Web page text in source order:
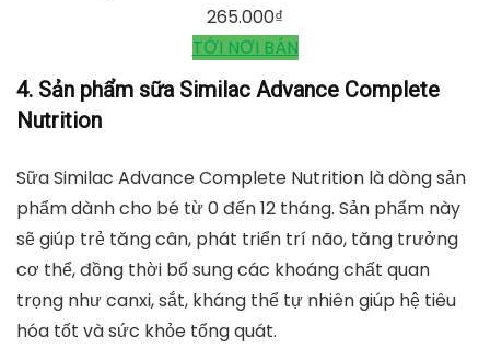
265.000₫
TỚI NƠI BÁN
4. Sản phẩm sữa Similac Advance Complete
Nutrition
Sữa Similac Advance Complete Nutrition là dòng sản
phẩm dành cho bé từ 0 đến 12 tháng. Sản phẩm này
sẽ giúp trẻ tăng cân, phát triển trí não, tăng trưởng
cơ thể, đồng thời bổ sung các khoáng chất quan
trọng như canxi, sắt, kháng thể tự nhiên giúp hệ tiêu
hóa tốt và sức khỏe tổng quát.